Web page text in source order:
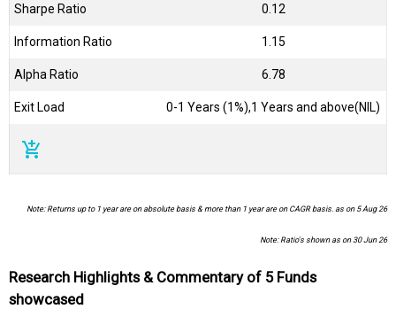
Sharpe Ratio 0.12
Information Ratio 1.15
Alpha Ratio 6.78
Exit Load 0-1 Years (1%),1 Years and above(NIL)
add_shopping_cart
Note: Returns up to 1 year are on absolute basis & more than 1 year are on CAGR basis. as on 5 Aug 26
Note: Ratio's shown as on 30 Jun 26
Research Highlights & Commentary of 5 Funds
showcased